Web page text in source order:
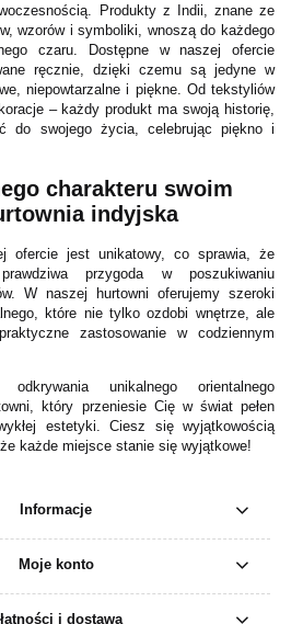
Produkty z Indii, znane ze
wzorów i symboliki, wnoszą do każdego
czaru. Dostępne w naszej ofercie
ręcznie, dzięki czemu są jedyne w
niepowtarzalne i piękne. Od tekstyliów
– każdy produkt ma swoją historię,
do swojego życia, celebrując piękno i
charakteru swoim
indyjska
ofercie jest unikatowy, co sprawia, że
przygoda w poszukiwaniu
W naszej hurtowni oferujemy szeroki
które nie tylko ozdobi wnętrze, ale
zastosowanie w codziennym
unikalnego orientalnego
który przeniesie Cię w świat pełen
estetyki. Ciesz się wyjątkowością
każde miejsce stanie się wyjątkowe!
Informacje
Moje konto
i dostawa